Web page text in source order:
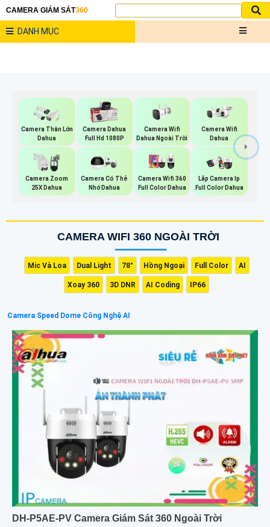
CAMERA GIÁM SÁT360
DANH MỤC
Camera Thân Lớn
Dahua
Camera Dahua
Full Hd 1080P
Camera Wifi
Dahua Ngoài Trời
Camera Wifi
Dahua
Camera Zoom
25X Dahua
Camera Có Thẻ
Nhớ Dahua
Camera Wifi 360
Full Color Dahua
Lắp Camera Ip
Full Color Dahua
CAMERA WIFI 360 NGOÀI TRỜI
Mic Và Loa Dual Light 78° Hồng Ngoại Full Color AI
Xoay 360 3D DNR AI Coding IP66
Camera Speed Dome Công Nghệ AI
DH-P5AE-PV Camera Giám Sát 360 Ngoài Trời